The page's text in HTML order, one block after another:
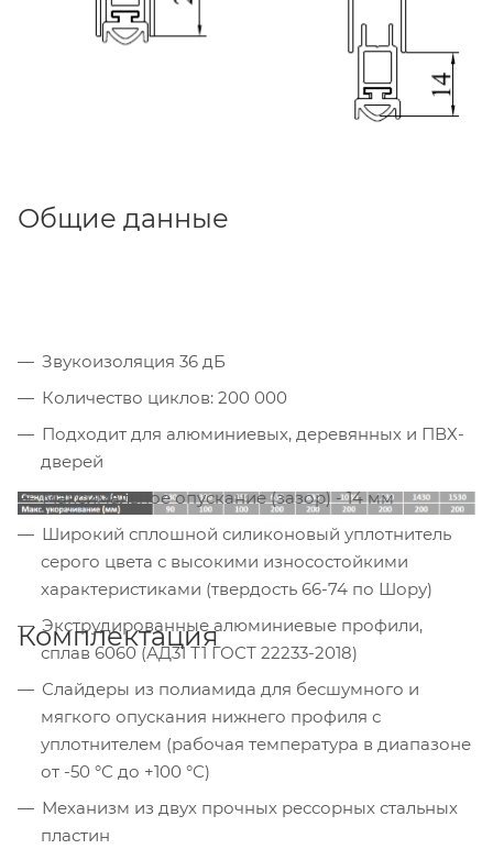
Общие данные
Звукоизоляция 36 дБ
Количество циклов: 200 000
Подходит для алюминиевых, деревянных и ПВХ-
дверей
Максимальное опускание (зазор) - 14 мм
Широкий сплошной силиконовый уплотнитель
серого цвета с высокими износостойкими
характеристиками (твердость 66-74 по Шору)
Экструдированные алюминиевые профили,
сплав 6060 (АД31 Т1 ГОСТ 22233-2018)
Слайдеры из полиамида для бесшумного и
мягкого опускания нижнего профиля с
уплотнителем (рабочая температура в диапазоне
от -50 °С до +100 °С)
Механизм из двух прочных рессорных стальных
пластин
Комплектация